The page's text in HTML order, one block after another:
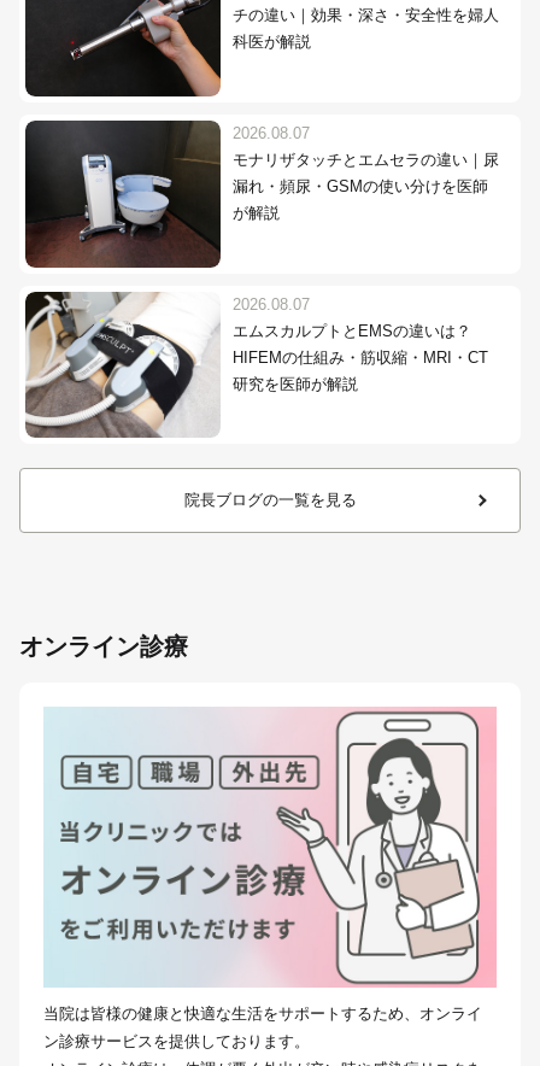
チの違い｜効果・深さ・安全性を婦人
科医が解説
2026.08.07
モナリザタッチとエムセラの違い｜尿
漏れ・頻尿・GSMの使い分けを医師
が解説
2026.08.07
エムスカルプトとEMSの違いは？
HIFEMの仕組み・筋収縮・MRI・CT
研究を医師が解説
院長ブログの一覧を見る
オンライン診療
当院は皆様の健康と快適な生活をサポートするため、オンライ
ン診療サービスを提供しております。